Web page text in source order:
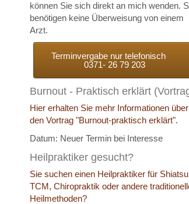
können Sie sich direkt an mich wenden.
benötigen keine Überweisung von einem
Arzt.
Terminvergabe nur telefonisch
0371- 26 79 203
Burnout - Praktisch erklärt
Hier erhalten Sie mehr Informationen über
den Vortrag "Burnout-praktisch erklärt".
Datum: Neuer Termin bei Interesse
Heilpraktiker gesucht?
Sie suchen einen Heilpraktiker für
TCM, Chiropraktik oder andere
Heilmethoden?